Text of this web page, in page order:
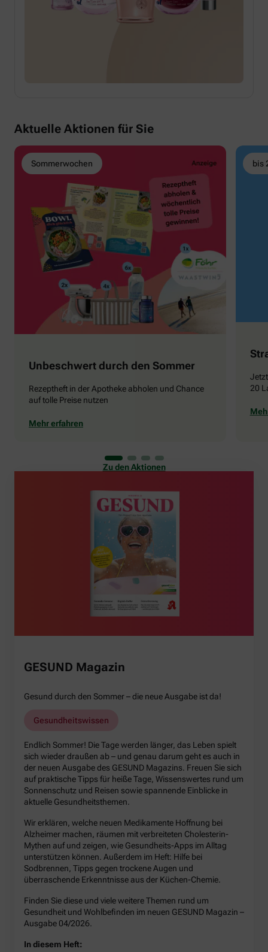
Aktuelle Aktionen für Sie
Sommerwochen
Unbeschwert durch den Sommer
Rezeptheft in der Apotheke abholen und Chance
auf tolle Preise nutzen
Mehr erfahren
bis
20
Zu den Aktionen
GESUND Magazin
Gesund durch den Sommer – die neue Ausgabe ist da!
Gesundheitswissen
Endlich Sommer! Die Tage werden länger, das Leben spielt
sich wieder draußen ab – und genau darum geht es auch in
der neuen Ausgabe des GESUND Magazins. Freuen Sie sich
auf praktische Tipps für heiße Tage, Wissenswertes rund um
Sonnenschutz und Reisen sowie spannende Einblicke in
aktuelle Gesundheitsthemen.
Wir erklären, welche neuen Medikamente Hoffnung bei
Alzheimer machen, räumen mit verbreiteten Cholesterin-
Mythen auf und zeigen, wie Gesundheits-Apps im Alltag
unterstützen können. Außerdem im Heft: Hilfe bei
Sodbrennen, Tipps gegen trockene Augen und
überraschende Erkenntnisse aus der Küchen-Chemie.
Finden Sie diese und viele weitere Themen rund um
Gesundheit und Wohlbefinden im neuen GESUND Magazin –
Ausgabe 04/2026.
In diesem Heft: